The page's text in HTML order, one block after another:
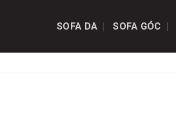
SOFA DA SOFA GÓC